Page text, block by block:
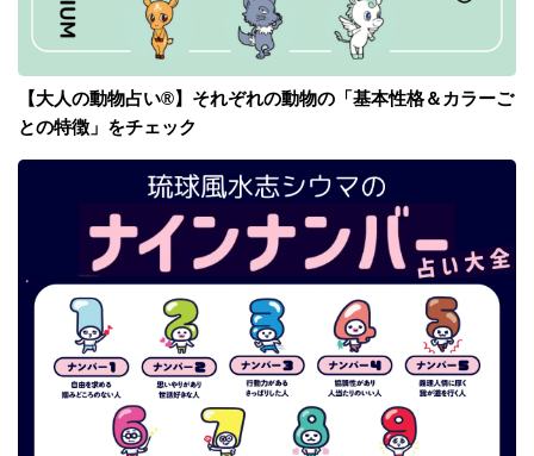
【大人の動物占い®】それぞれの動物の「基本性格＆カラーご
との特徴」をチェック